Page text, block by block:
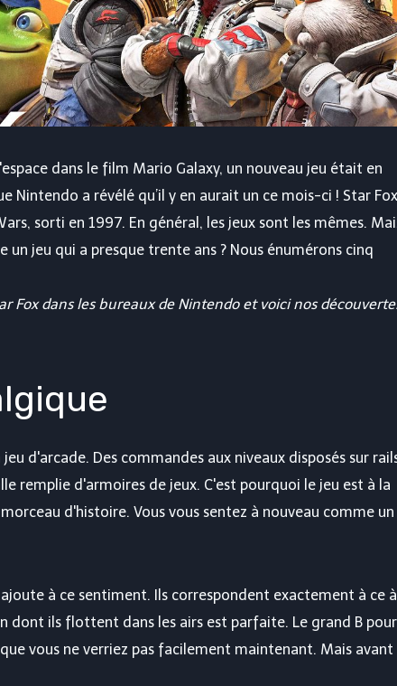
dans le film Mario Galaxy, un nouveau jeu était en
Nintendo a révélé qu’il y en aurait un ce mois-ci ! Star Fox
sorti en 1997. En général, les jeux sont les mêmes.
jeu qui a presque trente ans ? Nous énumérons cinq
Fox dans les bureaux de Nintendo et voici nos
d'arcade. Des commandes aux niveaux disposés sur
remplie d'armoires de jeux. C'est pourquoi le jeu est à la
d'histoire. Vous vous sentez à nouveau comme un
à ce sentiment. Ils correspondent exactement à ce à
dont ils flottent dans les airs est parfaite. Le grand B pour
vous ne verriez pas facilement maintenant. Mais avant